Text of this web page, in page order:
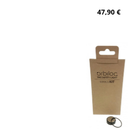
Regulärer
47,90 €